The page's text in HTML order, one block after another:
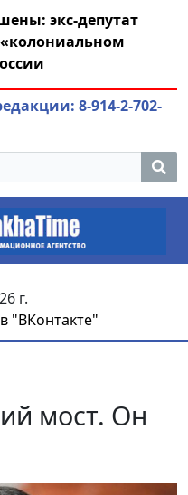
экс-депутат
8-914-2-702-
г.
"ВКонтакте"
мост. Он